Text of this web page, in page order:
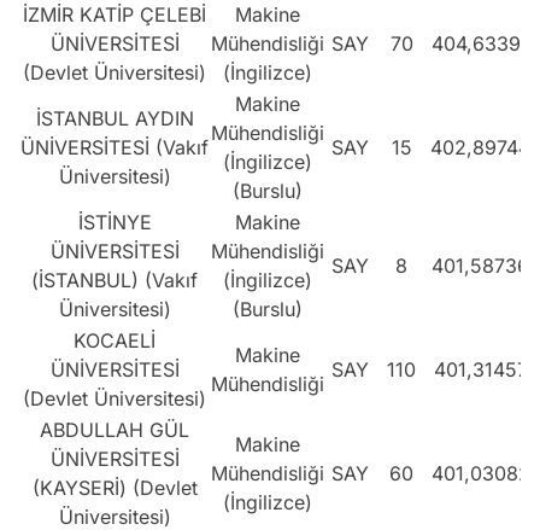
İZMİR KATİP ÇELEBİ
ÜNİVERSİTESİ
(Devlet Üniversitesi)
Makine
Mühendisliği
(İngilizce)
SAY 70 404,63391
İSTANBUL AYDIN
ÜNİVERSİTESİ (Vakıf
Üniversitesi)
Makine
Mühendisliği
(İngilizce)
(Burslu)
SAY 15 402,89744
İSTİNYE
ÜNİVERSİTESİ
(İSTANBUL) (Vakıf
Üniversitesi)
Makine
Mühendisliği
(İngilizce)
(Burslu)
SAY 8 401,58736
KOCAELİ
ÜNİVERSİTESİ
(Devlet Üniversitesi)
Makine
Mühendisliği
SAY 110 401,31457
ABDULLAH GÜL
ÜNİVERSİTESİ
(KAYSERİ) (Devlet
Üniversitesi)
Makine
Mühendisliği
(İngilizce)
SAY 60 401,03082